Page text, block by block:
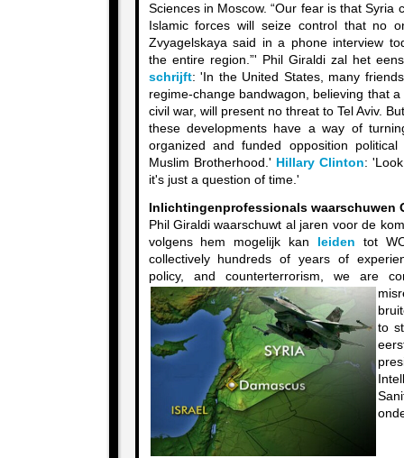
Sciences in Moscow. “Our fear is that Syria
Islamic forces will seize control that no
Zvyagelskaya said in a phone interview
the entire region.”' Phil Giraldi zal het
schrijft: 'In the United States, many
regime-change bandwagon, believing that
civil war, will present no threat to Tel Aviv.
these developments have a way of
organized and funded opposition
Muslim Brotherhood.' Hillary Clinton:
it's just a question of time.'
Inlichtingenprofessionals waarschuwen
Phil Giraldi waarschuwt al jaren voor de
volgens hem mogelijk kan
leiden tot
collectively hundreds of years of
policy, and counterterrorism, we are
to